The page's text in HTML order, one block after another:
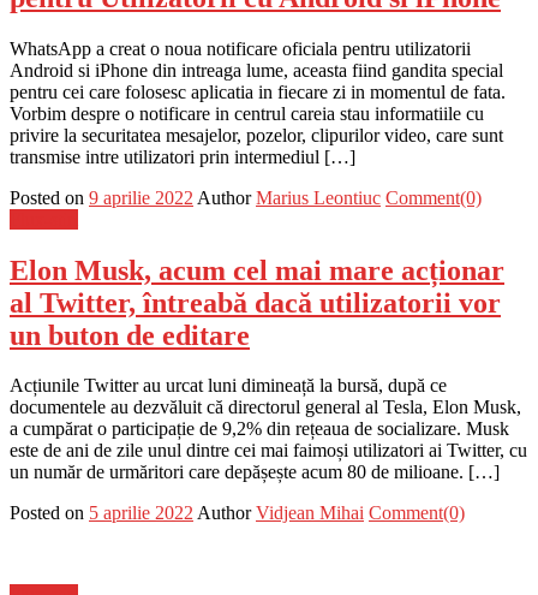
WhatsApp a creat o noua notificare oficiala pentru utilizatorii
Android si iPhone din intreaga lume, aceasta fiind gandita special
pentru cei care folosesc aplicatia in fiecare zi in momentul de fata.
Vorbim despre o notificare in centrul careia stau informatiile cu
privire la securitatea mesajelor, pozelor, clipurilor video, care sunt
transmise intre utilizatori prin intermediul […]
Posted on 9 aprilie 2022 Author Marius Leontiuc Comment(0)
Elon Musk, acum cel mai mare acționar
al Twitter, întreabă dacă utilizatorii vor
un buton de editare
Acțiunile Twitter au urcat luni dimineață la bursă, după ce
documentele au dezvăluit că directorul general al Tesla, Elon Musk,
a cumpărat o participație de 9,2% din rețeaua de socializare. Musk
este de ani de zile unul dintre cei mai faimoși utilizatori ai Twitter, cu
un număr de urmăritori care depășește acum 80 de milioane. […]
Posted on 5 aprilie 2022Author Vidjean Mihai Comment(0)